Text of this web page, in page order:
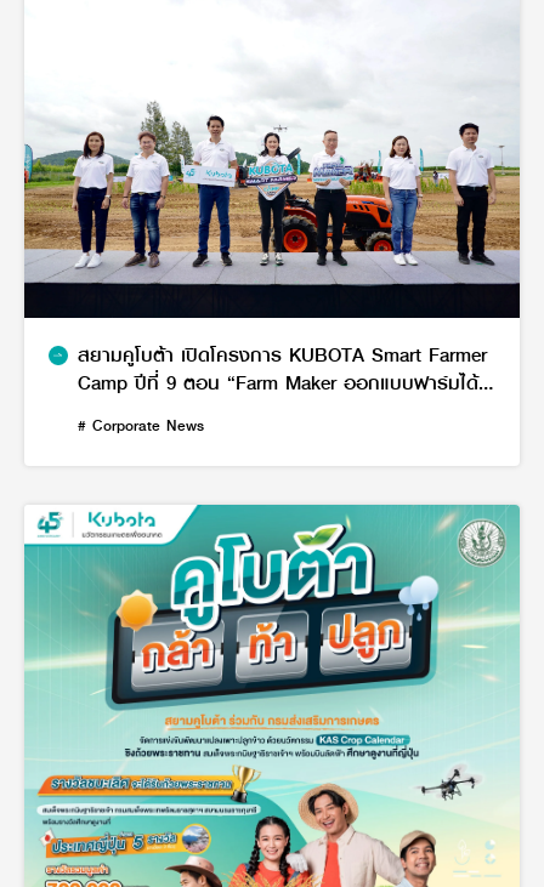
สยามคูโบต้า เปิดโครงการ KUBOTA Smart Farmer
Camp ปีที่ 9 ตอน “Farm Maker ออกแบบฟาร์มได้
# Corporate News